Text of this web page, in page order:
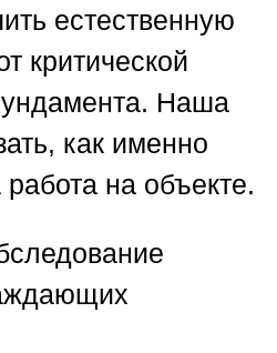
естественную
критической
Наша
как именно
на объекте.